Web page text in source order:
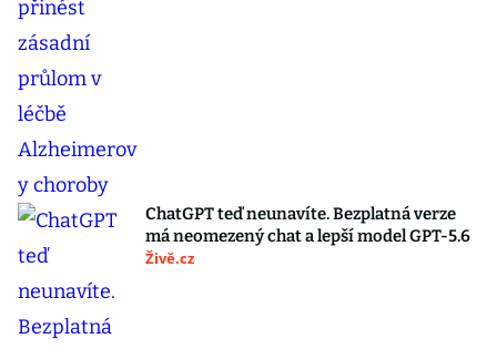
ChatGPT teď neunavíte. Bezplatná verze
má neomezený chat a lepší model GPT-5.6
Živě.cz